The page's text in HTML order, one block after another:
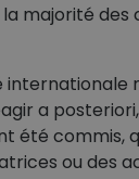
majorité des
internationale
a
été commis,
ou des